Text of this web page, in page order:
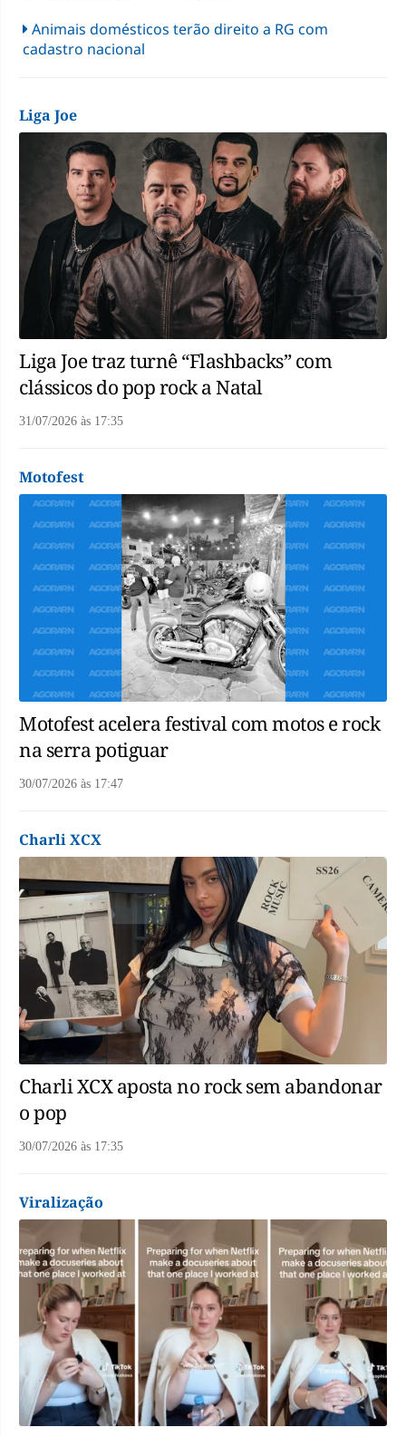
Animais domésticos terão direito a RG com
cadastro nacional
Liga Joe
Liga Joe traz turnê “Flashbacks” com
clássicos do pop rock a Natal
31/07/2026 às 17:35
Motofest
Motofest acelera festival com motos e rock
na serra potiguar
30/07/2026 às 17:47
Charli XCX
Charli XCX aposta no rock sem abandonar
o pop
30/07/2026 às 17:35
Viralização